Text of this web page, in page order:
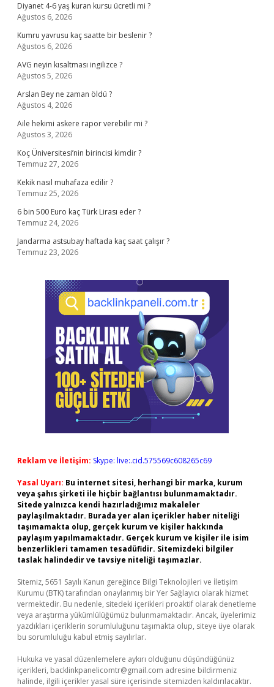
Diyanet 4-6 yaş kuran kursu ücretli mi ?
Ağustos 6, 2026
Kumru yavrusu kaç saatte bir beslenir ?
Ağustos 6, 2026
AVG neyin kısaltması ingilizce ?
Ağustos 5, 2026
Arslan Bey ne zaman öldü ?
Ağustos 4, 2026
Aile hekimi askere rapor verebilir mi ?
Ağustos 3, 2026
Koç Üniversitesi’nin birincisi kimdir ?
Temmuz 27, 2026
Kekik nasıl muhafaza edilir ?
Temmuz 25, 2026
6 bin 500 Euro kaç Türk Lirası eder ?
Temmuz 24, 2026
Jandarma astsubay haftada kaç saat çalışır ?
Temmuz 23, 2026
Reklam ve İletişim: Skype: live:.cid.575569c608265c69
Yasal Uyarı: Bu internet sitesi, herhangi bir marka, kurum
veya şahıs şirketi ile hiçbir bağlantısı bulunmamaktadır.
Sitede yalnızca kendi hazırladığımız makaleler
paylaşılmaktadır. Burada yer alan içerikler haber niteliği
taşımamakta olup, gerçek kurum ve kişiler hakkında
paylaşım yapılmamaktadır. Gerçek kurum ve kişiler ile isim
benzerlikleri tamamen tesadüfidir. Sitemizdeki bilgiler
taslak halindedir ve tavsiye niteliği taşımazlar.
Sitemiz, 5651 Sayılı Kanun gereğince Bilgi Teknolojileri ve İletişim
Kurumu (BTK) tarafından onaylanmış bir Yer Sağlayıcı olarak hizmet
vermektedir. Bu nedenle, sitedeki içerikleri proaktif olarak denetleme
veya araştırma yükümlülüğümüz bulunmamaktadır. Ancak, üyelerimiz
yazdıkları içeriklerin sorumluluğunu taşımakta olup, siteye üye olarak
bu sorumluluğu kabul etmiş sayılırlar.
Hukuka ve yasal düzenlemelere aykırı olduğunu düşündüğünüz
içerikleri, backlinkpanelicomtr@gmail.com adresine bildirmeniz
halinde, ilgili içerikler yasal süre içerisinde sitemizden kaldırılacaktır.